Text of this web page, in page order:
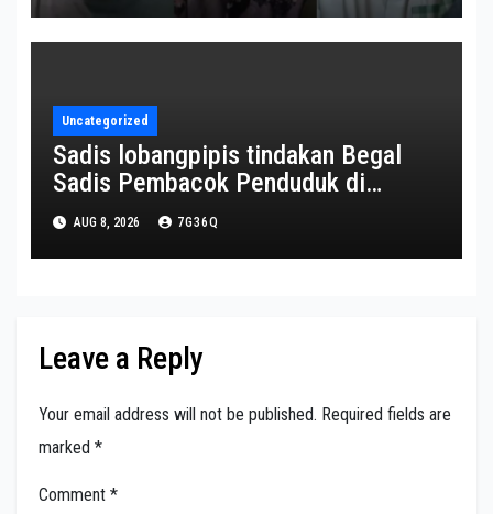
Uncategorized
Sadis lobangpipis tindakan Begal
Sadis Pembacok Penduduk di
Lampung Berakhir di Jeruji Besi
AUG 8, 2026 7G36Q
Leave a Reply
Your email address will not be published. Required fields are
marked *
Comment *